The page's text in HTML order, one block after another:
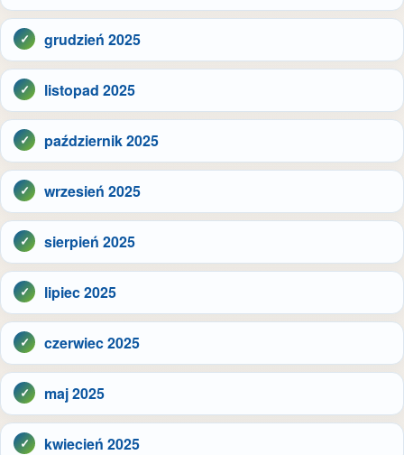
grudzień 2025
listopad 2025
październik 2025
wrzesień 2025
sierpień 2025
lipiec 2025
czerwiec 2025
maj 2025
kwiecień 2025